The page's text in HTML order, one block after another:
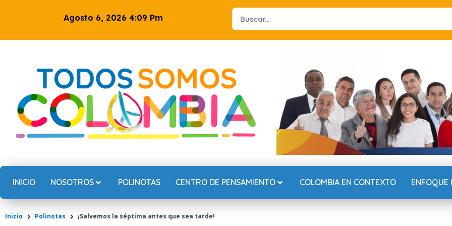
Agosto 6, 2026 4:09 Pm
Search
...
INICIO NOSOTROS POLINOTAS CENTRO DE PENSAMIENTO COLOMBIA EN CONTEXTO ENFOQUE
Inicio Polinotas ¡Salvemos la séptima antes que sea tarde!